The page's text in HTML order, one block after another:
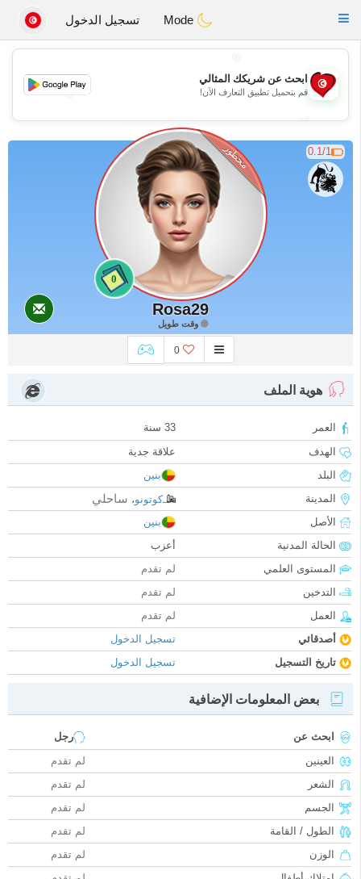
Tunisia Dating
Toggle
تسجيل الدخول
💖
💕
💕
ابحث عن شريكك المثالي
قم بتحميل تطبيق التعارف الآن!
0.1/1
0
محظور
Rosa29
وقت طويل
0
هوية الملف
العمر
33 سنة
الهدف
علاقة جدية
البلد
بنين
المدينة
كوتونو، ساحلي
الأصل
بنين
الحالة المدنية
أعزب
المستوى العلمي
لم تقدم
التدخين
لم تقدم
العمل
لم تقدم
أصدقائي
تسجيل الدخول
تاريخ التسجيل
تسجيل الدخول
بعض المعلومات الإضافية
ابحث عن
رجل
العينين
لم تقدم
الشعر
لم تقدم
الجسم
لم تقدم
الطول / القامة
لم تقدم
الوزن
لم تقدم